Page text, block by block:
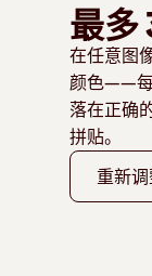
最多
在任意图
颜色——每
落在正确
拼贴。
重新